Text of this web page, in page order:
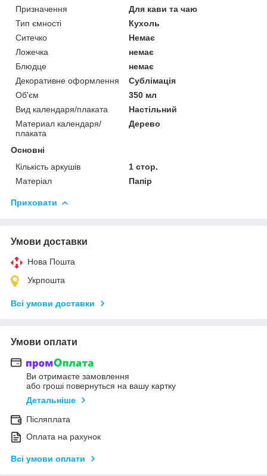
Призначення
Для кави та чаю
Тип ємності
Кухоль
Ситечко
Немає
Ложечка
немає
Блюдце
немає
Декоративне оформлення
Сублімація
Об'єм
350 мл
Вид календаря/плаката
Настільний
Материал календаря/
плаката
Дерево
Основні
Кількість аркушів
1 стор.
Матеріал
Папір
Приховати
Умови доставки
Нова Пошта
Укрпошта
Всі умови доставки
Умови оплати
Ви отримаєте замовлення
або гроші повернуться на вашу картку
Детальніше
Післяплата
Оплата на рахунок
Всі умови оплати